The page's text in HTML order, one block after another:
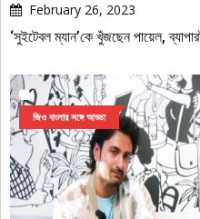
February 26, 2023
‘সুইটেবল ম্যান’কে খুঁজছেন পায়েল,
জিও বাংলার সঙ্গে আড্ডা